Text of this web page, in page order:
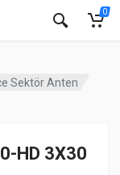
0
Sektör Anten
HD 3X30